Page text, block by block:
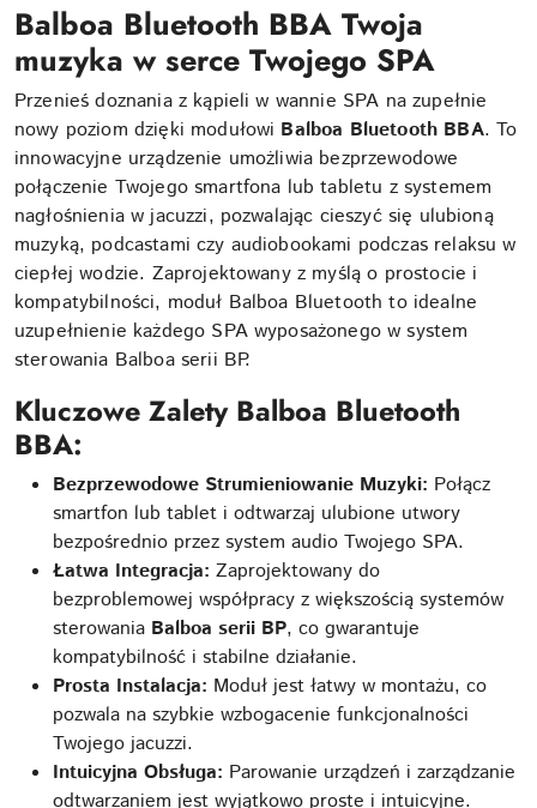
Balboa Bluetooth BBA Twoja
muzyka w serce Twojego SPA
Przenieś doznania z kąpieli w wannie SPA na zupełnie
nowy poziom dzięki modułowi Balboa Bluetooth BBA. To
innowacyjne urządzenie umożliwia bezprzewodowe
połączenie Twojego smartfona lub tabletu z systemem
nagłośnienia w jacuzzi, pozwalając cieszyć się ulubioną
muzyką, podcastami czy audiobookami podczas relaksu w
ciepłej wodzie. Zaprojektowany z myślą o prostocie i
kompatybilności, moduł Balboa Bluetooth to idealne
uzupełnienie każdego SPA wyposażonego w system
sterowania Balboa serii BP.
Kluczowe Zalety Balboa Bluetooth
BBA:
Bezprzewodowe Strumieniowanie Muzyki: Połącz
smartfon lub tablet i odtwarzaj ulubione utwory
bezpośrednio przez system audio Twojego SPA.
Łatwa Integracja: Zaprojektowany do
bezproblemowej współpracy z większością systemów
sterowania Balboa serii BP, co gwarantuje
kompatybilność i stabilne działanie.
Prosta Instalacja: Moduł jest łatwy w montażu, co
pozwala na szybkie wzbogacenie funkcjonalności
Twojego jacuzzi.
Intuicyjna Obsługa: Parowanie urządzeń i zarządzanie
odtwarzaniem jest wyjątkowo proste i intuicyjne.